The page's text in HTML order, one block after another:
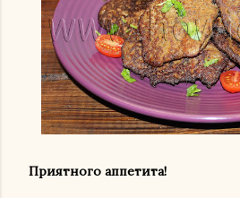
Приятного аппетита!